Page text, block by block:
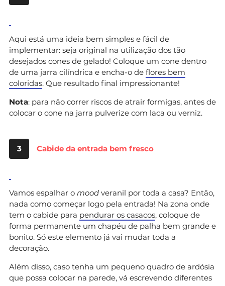
Aqui está uma ideia bem simples e fácil de
implementar: seja original na utilização dos tão
desejados cones de gelado! Coloque um cone dentro
de uma jarra cilíndrica e encha-o de flores bem
coloridas. Que resultado final impressionante!
Nota: para não correr riscos de atrair formigas, antes de
colocar o cone na jarra pulverize com laca ou verniz.
3 Cabide da entrada bem fresco
Vamos espalhar o mood veranil por toda a casa? Então,
nada como começar logo pela entrada! Na zona onde
tem o cabide para pendurar os casacos, coloque de
forma permanente um chapéu de palha bem grande e
bonito. Só este elemento já vai mudar toda a
decoração.
Além disso, caso tenha um pequeno quadro de ardósia
que possa colocar na parede, vá escrevendo diferentes